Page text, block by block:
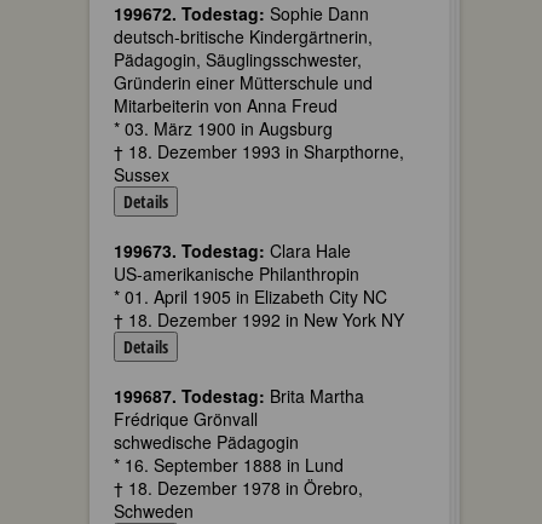
199672. Todestag: Sophie Dann
deutsch-britische Kindergärtnerin,
Pädagogin, Säuglingsschwester,
Gründerin einer Mütterschule und
Mitarbeiterin von Anna Freud
* 03. März 1900 in Augsburg
† 18. Dezember 1993 in Sharpthorne,
Sussex
Details
199673. Todestag: Clara Hale
US-amerikanische Philanthropin
* 01. April 1905 in Elizabeth City NC
† 18. Dezember 1992 in New York NY
Details
199687. Todestag: Brita Martha
Frédrique Grönvall
schwedische Pädagogin
* 16. September 1888 in Lund
† 18. Dezember 1978 in Örebro,
Schweden